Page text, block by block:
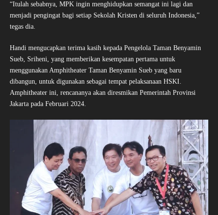
“Itulah sebabnya, MPK ingin menghidupkan semangat ini lagi dan
menjadi pengingat bagi setiap Sekolah Kristen di seluruh Indonesia,”
tegas dia.
Handi mengucapkan terima kasih kepada Pengelola Taman Benyamin
Sueb, Sriheni, yang memberikan kesempatan pertama untuk
menggunakan Amphitheater Taman Benyamin Sueb yang baru
dibangun, untuk digunakan sebagai tempat pelaksanaan HSKI.
Amphitheater ini, rencananya akan diresmikan Pemerintah Provinsi
Jakarta pada Februari 2024.